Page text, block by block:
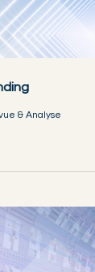
& Analyse